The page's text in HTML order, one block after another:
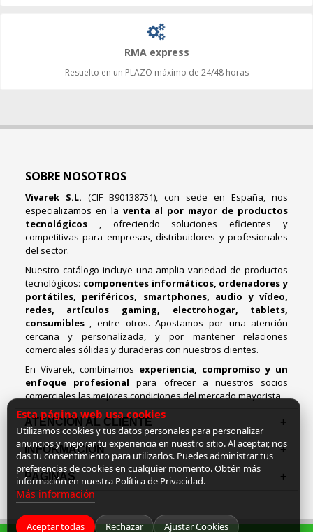
RMA express
Resuelto en un PLAZO máximo de 24/48 horas
SOBRE NOSOTROS
Vivarek S.L. (CIF B90138751), con sede en España, nos
especializamos en la venta al por mayor de productos
tecnológicos , ofreciendo soluciones eficientes y
competitivas para empresas, distribuidores y profesionales
del sector.
Nuestro catálogo incluye una amplia variedad de productos
tecnológicos: componentes informáticos, ordenadores y
portátiles, periféricos, smartphones, audio y vídeo,
redes, artículos gaming, electrohogar, tablets,
consumibles , entre otros. Apostamos por una atención
cercana y personalizada, y por mantener relaciones
comerciales sólidas y duraderas con nuestros clientes.
En Vivarek, combinamos experiencia, compromiso y un
enfoque profesionalpara ofrecer a nuestros socios
comerciales las mejores condiciones del mercado mayorista.
ATENCIÓN AL CLIENTE
INFORMACION
PAGINAS
Esta página web usa cookies
Utilizamos cookies y tus datos personales para personalizar
anuncios y mejorar tu experiencia en nuestro sitio. Al aceptar, nos
das tu consentimiento para utilizarlos. Puedes administrar tus
preferencias de cookies en cualquier momento. Obtén más
información en nuestra Política de Privacidad.
Más información
Aceptar todas Rechazar Ajustar Cookies